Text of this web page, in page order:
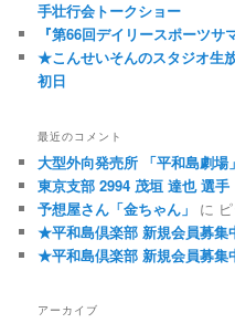
手壮行会トークショー
『第66回デイリースポーツ
★こんせいそんのスタジオ生
初日
最近のコメント
大型外向発売所 「平和島劇場」
東京支部 2994 茂垣 達也 選
予想屋さん「金ちゃん」
に
★平和島倶楽部 新規会員募集
★平和島倶楽部 新規会員募集
アーカイブ